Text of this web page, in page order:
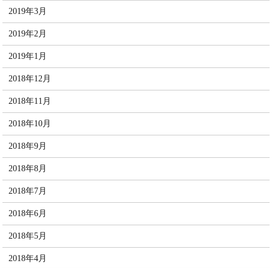
2019年3月
2019年2月
2019年1月
2018年12月
2018年11月
2018年10月
2018年9月
2018年8月
2018年7月
2018年6月
2018年5月
2018年4月